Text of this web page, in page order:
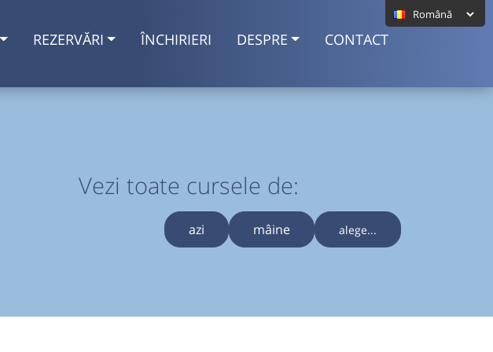
REZERVĂRI ÎNCHIRIERI DESPRE CONTACT
Vezi toate cursele de:
azi mâine alege...